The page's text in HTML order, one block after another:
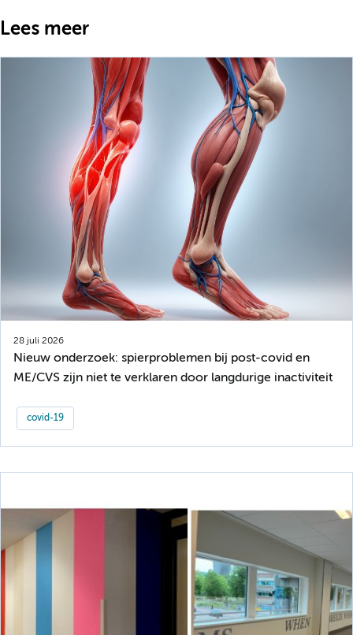
Lees meer
28 juli 2026
Nieuw onderzoek: spierproblemen bij post-covid en
ME/CVS zijn niet te verklaren door langdurige inactiviteit
covid-19